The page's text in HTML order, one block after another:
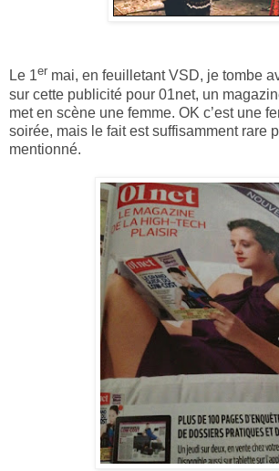
Le 1er mai, en feuilletant VSD, je tombe
sur cette publicité pour 01net, un
met en scène une femme. OK c’est une
soirée, mais le fait est suffisamment rare
mentionné.